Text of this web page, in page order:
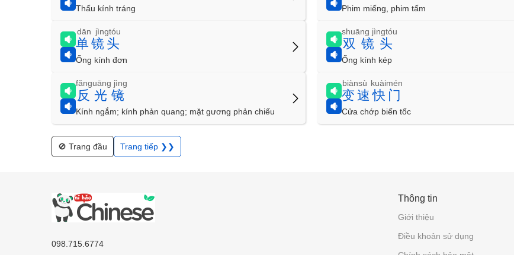
Thấu kính tráng Phim miếng, phim tấm
单镜头
dān jìngtóu
Ống kính đơn
双镜头
shuāng jìngtóu
Ống kính kép
反光镜
fǎnguāng jìng
Kính ngắm; kính phản quang; mặt gương phản chiếu
变速快门
biànsù kuàimén
Cửa chớp biến tốc
🚫 Trang đầu Trang tiếp ❯❯
098.715.6774
Thông tin
Giới thiệu
Điều khoản sử dụng